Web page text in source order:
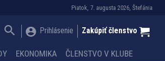
Piatok, 7. augusta 2026, Štefánia
Prihlásenie Zakúpiť členstvo
EKONOMIKA ČLENSTVO V KLUBE